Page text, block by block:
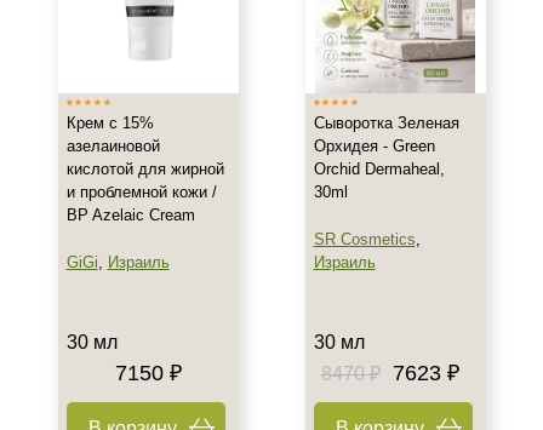
Крем с 15%
азелаиновой
кислотой для жирной
и проблемной кожи /
BP Azelaic Cream
GiGi, Израиль
30 мл
7150 ₽
Сыворотка Зеленая
Орхидея - Green
Orchid Dermaheal,
30ml
SR Cosmetics,
Израиль
30 мл
8470 ₽
7623 ₽
Не показывать предложение о консультации
+7 (495) 640-58-89
+7 (929) 933-09-89